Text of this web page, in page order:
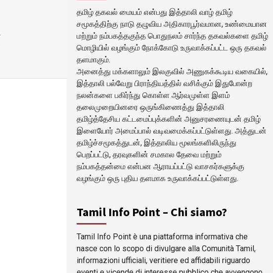
தமிழ் தகவல் மையம் என்பது இத்தாலி வாழ் தமிழ்
சமூகத்திற்கு நாடு தழுவிய அதிகாரபூர்வமான, உண்மையான
மற்றும் நம்பகத்தகுந்த பொதுநலம் சார்ந்த தகவல்களை தமிழ்
மொழியில் வழங்கும் நோக்கோடு உருவாக்கப்பட்ட ஒரு தகவல்
தளமாகும்.
அனைத்து மக்களாலும் இலகுவில் அணுகக்கூடிய வகையில்,
இத்தாலி பல்வேறு பிராந்தியத்தில் வசிக்கும் இதுபோன்ற
நலன்களை பகிர்ந்து கொள்ள ஆர்வமுள்ள இளம்
தலைமுறையினரை ஒருங்கிணைத்து இத்தாலி
தமிழ்த்தேசிய கட்டமைப்புக்களின் அனுசரணையுடன் தமிழ்
இளையோர் அமைப்பால் வடிவமைக்கப்பட்டுள்ளது. அத்துடன்
தமிழ்ச்சமூகத்துடன், இத்தாலிய மூலங்களிலிருந்து
பெறப்பட்டு, தரவுகளின் சமகால தேவை மற்றும்
நம்பகத்தன்மை என்பன ஆராயப்பட்டு வாசகர்களுக்கு
வழங்கும் ஒரு புதிய தளமாக உருவாக்கப்பட்டுள்ளது.
Tamil Info Point – Chi siamo?
Tamil Info Point è una piattaforma informativa che
nasce con lo scopo di divulgare alla Comunità Tamil,
informazioni ufficiali, veritiere ed affidabili riguardo